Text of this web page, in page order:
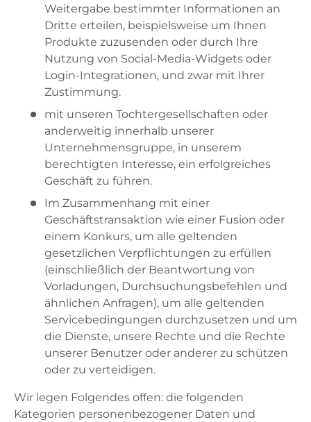
Weitergabe bestimmter Informationen an
Dritte erteilen, beispielsweise um Ihnen
Produkte zuzusenden oder durch Ihre
Nutzung von Social-Media-Widgets oder
Login-Integrationen, und zwar mit Ihrer
Zustimmung.
mit unseren Tochtergesellschaften oder
anderweitig innerhalb unserer
Unternehmensgruppe, in unserem
berechtigten Interesse, ein erfolgreiches
Geschäft zu führen.
Im Zusammenhang mit einer
Geschäftstransaktion wie einer Fusion oder
einem Konkurs, um alle geltenden
gesetzlichen Verpflichtungen zu erfüllen
(einschließlich der Beantwortung von
Vorladungen, Durchsuchungsbefehlen und
ähnlichen Anfragen), um alle geltenden
Servicebedingungen durchzusetzen und um
die Dienste, unsere Rechte und die Rechte
unserer Benutzer oder anderer zu schützen
oder zu verteidigen.
Wir legen Folgendes offen: die folgenden
Kategorien personenbezogener Daten und